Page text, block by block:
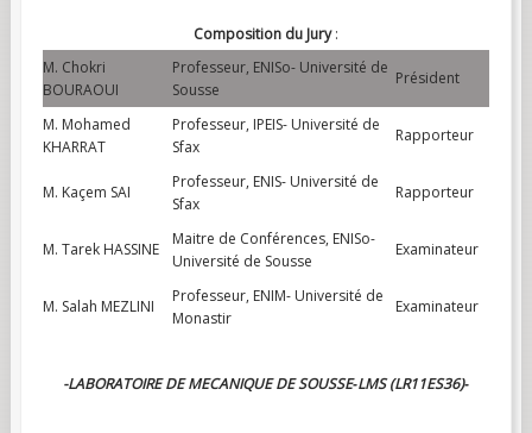
Composition du Jury:
M. Chokri
BOURAOUI
Professeur, ENISo- Université de
Sousse
Président
M. Mohamed
KHARRAT
Professeur, IPEIS- Université de
Sfax
Rapporteur
M. Kaçem SAI
Professeur, ENIS- Université de
Sfax
Rapporteur
M. Tarek HASSINE
Maitre de Conférences, ENISo-
Université de Sousse
Examinateur
M. Salah MEZLINI
Professeur, ENIM- Université de
Monastir
Examinateur
-LABORATOIRE DE MECANIQUE DE SOUSSE‐LMS (LR11ES36)‐